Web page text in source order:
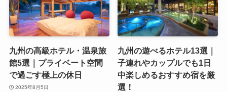
九州の高級ホテル・温泉旅
館5選｜プライベート空間
で過ごす極上の休日
2025年8月5日
九州の遊べるホテル13選｜
子連れやカップルでも1日
中楽しめるおすすめ宿を厳
選！